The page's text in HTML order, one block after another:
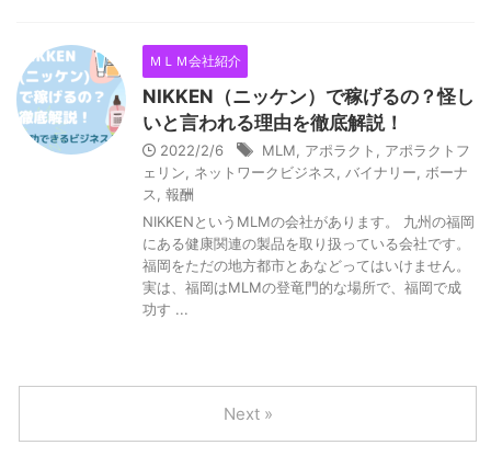
ＭＬＭ会社紹介
NIKKEN（ニッケン）で稼げるの？怪し
いと言われる理由を徹底解説！
2022/2/6 MLM アポラクト
アポラクトフ
ェリン
ネットワークビジネス バイナリー
ボーナ
ス
報酬
NIKKENというMLMの会社があります。 九州の福岡
にある健康関連の製品を取り扱っている会社です。
福岡をただの地方都市とあなどってはいけません。
実は、福岡はMLMの登竜門的な場所で、福岡で成
功す ...
Next »